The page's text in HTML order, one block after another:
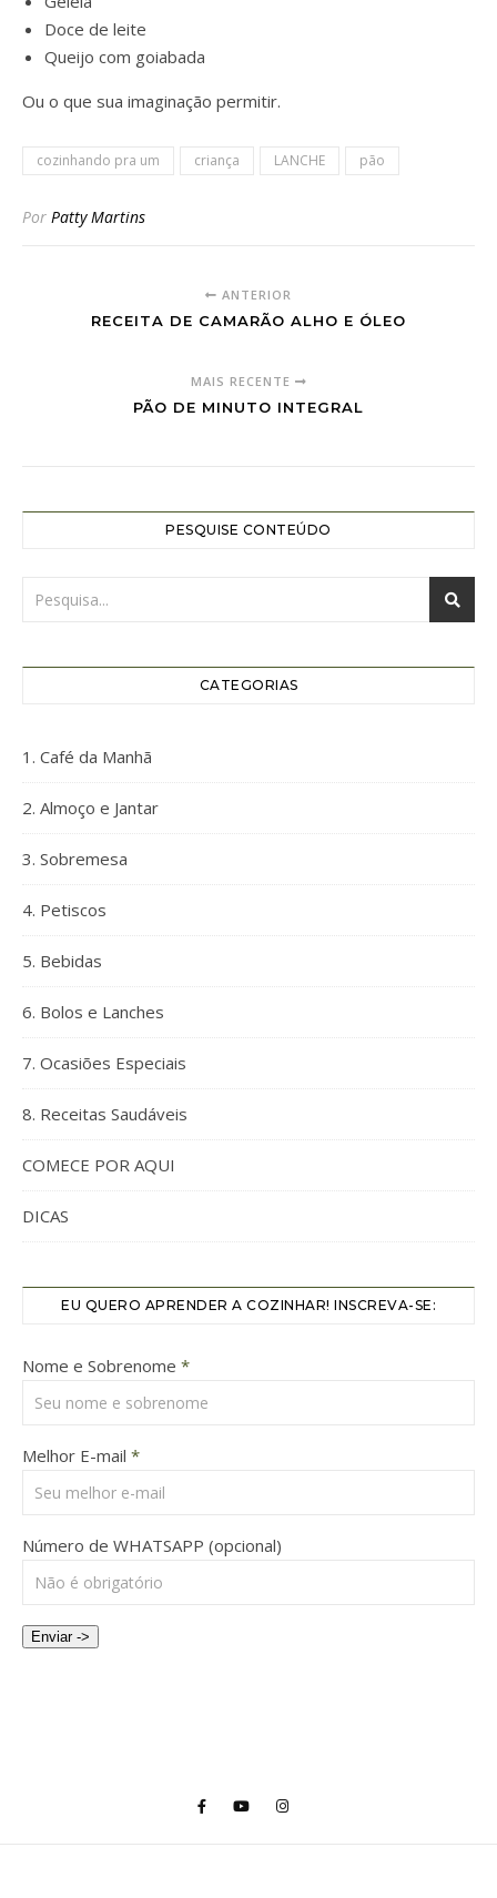
Doce de leite
Queijo com goiabada
Ou o que sua imaginação permitir.
cozinhando pra um criança LANCHE pão
Por Patty Martins
ANTERIOR
RECEITA DE CAMARÃO ALHO E ÓLEO
MAIS RECENTE
PÃO DE MINUTO INTEGRAL
PESQUISE CONTEÚDO
CATEGORIAS
1. Café da Manhã
2. Almoço e Jantar
3. Sobremesa
4. Petiscos
5. Bebidas
6. Bolos e Lanches
7. Ocasiões Especiais
8. Receitas Saudáveis
COMECE POR AQUI
DICAS
EU QUERO APRENDER A COZINHAR! INSCREVA-SE:
Nome e Sobrenome *
Melhor E-mail *
Número de WHATSAPP (opcional)
Enviar ->